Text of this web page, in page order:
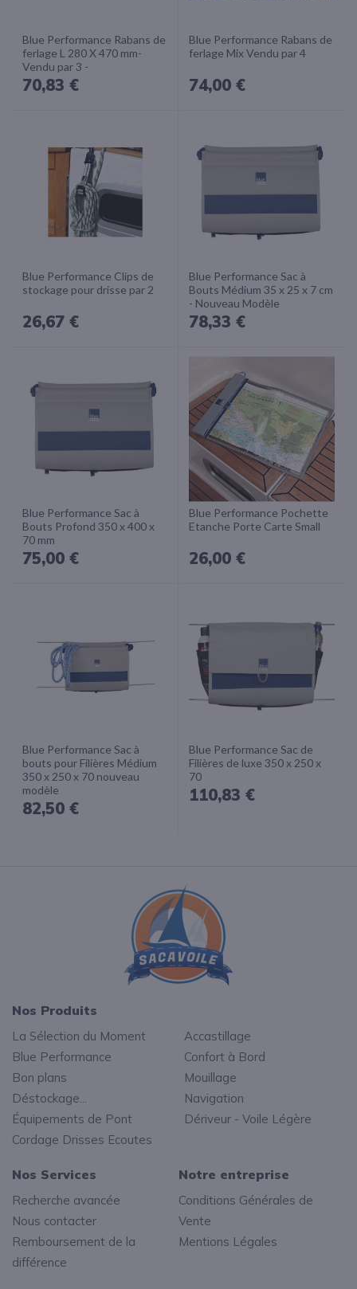
Blue Performance Rabans de
ferlage L 280 X 470 mm-
Vendu par 3 -
70,83 €
Blue Performance Rabans de
ferlage Mix Vendu par 4
74,00 €
Blue Performance Clips de
stockage pour drisse par 2
26,67 €
Blue Performance Sac à
Bouts Médium 35 x 25 x 7 cm
- Nouveau Modèle
78,33 €
Blue Performance Sac à
Bouts Profond 350 x 400 x
70 mm
75,00 €
Blue Performance Pochette
Etanche Porte Carte Small
26,00 €
Blue Performance Sac à
bouts pour Filières Médium
350 x 250 x 70 nouveau
modèle
82,50 €
Blue Performance Sac de
Filières de luxe 350 x 250 x
70
110,83 €
Nos Services
Recherche avancée
Nous contacter
Remboursement de la
différence
Notre entreprise
Conditions Générales de
Vente
Mentions Légales
Nos Produits
La Sélection du Moment
Blue Performance
Bon plans
Déstockage...
Équipements de Pont
Cordage Drisses Ecoutes
Accastillage
Confort à Bord
Mouillage
Navigation
Dériveur - Voile Légère